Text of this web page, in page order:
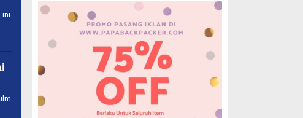
ini